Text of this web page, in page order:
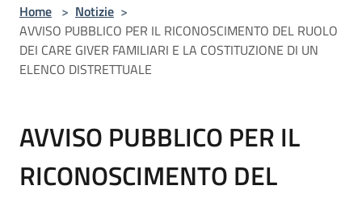
Home > Notizie >
AVVISO PUBBLICO PER IL RICONOSCIMENTO DEL RUOLO
DEI CARE GIVER FAMILIARI E LA COSTITUZIONE DI UN
ELENCO DISTRETTUALE
AVVISO PUBBLICO PER IL
RICONOSCIMENTO DEL